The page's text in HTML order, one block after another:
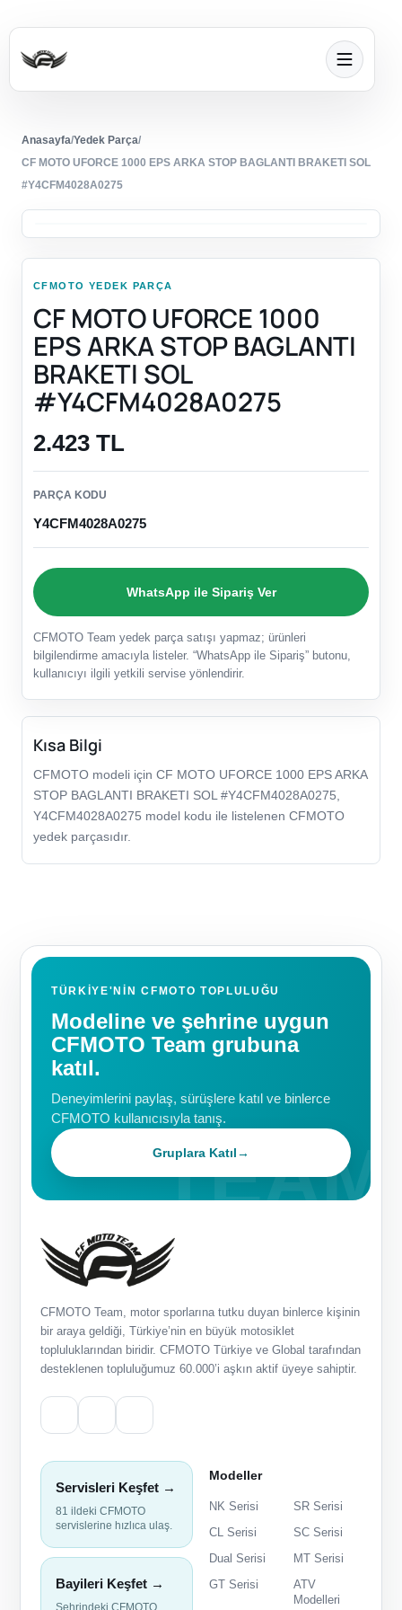
Anasayfa/Yedek Parça/
CF MOTO UFORCE 1000 EPS ARKA STOP BAGLANTI BRAKETI SOL
#Y4CFM4028A0275
CFMOTO YEDEK PARÇA
CF MOTO UFORCE 1000
EPS ARKA STOP BAGLANTI
BRAKETI SOL
#Y4CFM4028A0275
2.423 TL
PARÇA KODU
Y4CFM4028A0275
WhatsApp ile Sipariş Ver
CFMOTO Team yedek parça satışı yapmaz; ürünleri
bilgilendirme amacıyla listeler. “WhatsApp ile Sipariş” butonu,
kullanıcıyı ilgili yetkili servise yönlendirir.
Kısa Bilgi
CFMOTO modeli için CF MOTO UFORCE 1000 EPS ARKA
STOP BAGLANTI BRAKETI SOL #Y4CFM4028A0275,
Y4CFM4028A0275 model kodu ile listelenen CFMOTO
yedek parçasıdır.
TÜRKIYE'NIN CFMOTO TOPLULUĞU
Modeline ve şehrine uygun
CFMOTO Team grubuna
katıl.
Deneyimlerini paylaş, sürüşlere katıl ve binlerce
CFMOTO kullanıcısıyla tanış.
Gruplara Katıl→
CFMOTO Team, motor sporlarına tutku duyan binlerce kişinin
bir araya geldiği, Türkiye’nin en büyük motosiklet
topluluklarından biridir. CFMOTO Türkiye ve Global tarafından
desteklenen topluluğumuz 60.000’i aşkın aktif üyeye sahiptir.
Servisleri Keşfet →
81 ildeki CFMOTO
servislerine hızlıca ulaş.
Bayileri Keşfet →
Modeller
NK Serisi
SR Serisi
CL Serisi
SC Serisi
Dual Serisi
MT Serisi
GT Serisi
ATV
Modelleri